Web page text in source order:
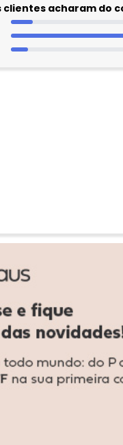
clientes acharam do